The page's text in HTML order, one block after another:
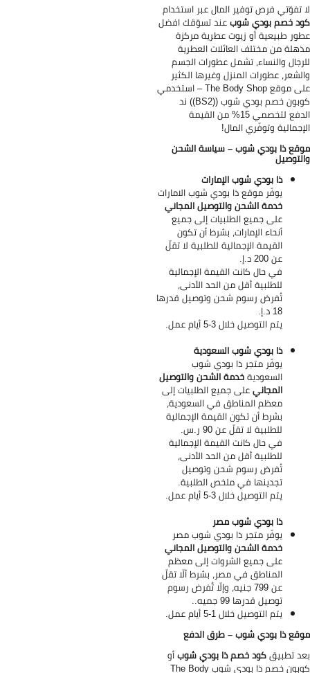
تفوّتي فرص توفير المال عبر استخدام
خصم بودي شوبعند تسوّقك افضل
طبيعية أو زيوت عطرية مركزة
من مختلف العائلات العطرية
والنساء، تشمل عطورات الجسم
عطورات المنزل وغيرها الكثير
على موقع The Body Shop – استخدمي
كوبون خصم بودي شوب ((BS2)) ند
الدفع لتخصمي 15% من القيمة
وتوفّري المال!
ذا بودي شوب – سياسة الشحن
ذا بودي شوب الإمارات
يوفّر موقع ذا بودي شوب الامارات
خدمة الشحن والتوصيل المجاني
على جميع الطلبيات إلى جميع
أنحاء الإمارات، بشرط أن تكون
القيمة الإجمالية للطلبية لا تقلّ
عن 200 د.إ.
في حال كانت القيمة الإجمالية
للطلبية أقل من الحد الأدنى،
تُفرض رسوم شحن وتوصيل قدرها
18 د.إ.
يتم التوصيل خلال 3-5 أيام عمل.
ذا بودي شوب السعودية
يوفّر متجر ذا بودي شوب
السعوديةخدمة الشحن والتوصيل
المجانيعلى جميع الطلبيات إلى
معظم المناطق في السعودية،
بشرط أن تكون القيمة الإجمالية
للطلبية لا تقلّ عن 90 ر.س.
في حال كانت القيمة الإجمالية
للطلبية أقل من الحد الأدنى،
تُفرض رسوم شحن وتوصيل
تجدينها في ملخص الطلبية.
يتم التوصيل خلال 3-5 أيام عمل.
ذا بودي شوب مصر
يوفّر متجر ذا بودي شوب مصر
خدمة الشحن والتوصيل المجاني
على جميع الشروات إلى معظم
المناطق في مصر، بشرط ألّا تقلّ
عن 799 جنيه، وإلّا تُفرض رسوم
توصيل قدرها 99 جميه..
يتم التوصيل خلال 1-5 أيام عمل.
ذا بودي شوب – طرق الدفع
تطبيقكود خصم ذا بودي شوبأو
كوبون خصم ذا بودي شوب The Body